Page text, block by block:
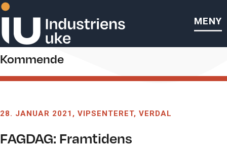
MENY
mære landbuksskole
Kommende
28. JANUAR 2021 VIPSENTERET, VERDAL
FAGDAG: Framtidens